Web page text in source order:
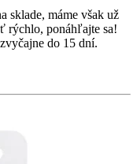
sklade, máme však už
rýchlo, ponáhľajte sa!
do 15 dní.